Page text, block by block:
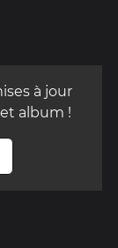
à jour
album !